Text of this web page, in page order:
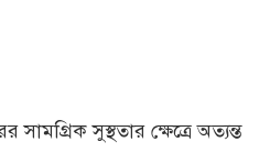
সুস্থতার ক্ষেত্রে অত্যন্ত